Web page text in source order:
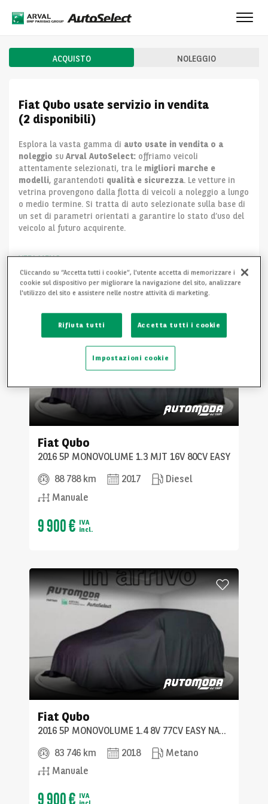
ACQUISTO NOLEGGIO
Fiat Qubo usate servizio in vendita
(2 disponibili)
Esplora la vasta gamma di auto usate in vendita o a
noleggio su Arval AutoSelect: offriamo veicoli
attentamente selezionati, tra le migliori marche e
modelli, garantendoti qualità e sicurezza. Le vetture in
vetrina provengono dalla flotta di veicoli a noleggio a lungo
o medio termine. Si tratta di auto selezionate sulla base di
un set di parametri orientati a garantire lo stato d’uso del
veicolo al futuro acquirente.
VEDI MENO
Fiat Qubo
2016 5P MONOVOLUME 1.3 MJT 16V 80CV EASY
88 788 km
2017
Diesel
Manuale
9 900 € IVA
incl.
Fiat Qubo
2016 5P MONOVOLUME 1.4 8V 77CV EASY NATURAL POWER E6
83 746 km
2018
Metano
Manuale
9 900 € IVA
Cliccando su “Accetta tutti i cookie”, l'utente accetta di memorizzare i
cookie sul dispositivo per migliorare la navigazione del sito, analizzare
l'utilizzo del sito e assistere nelle nostre attività di marketing.
Rifiuta tutti Accetta tutti i cookie
Impostazioni cookie